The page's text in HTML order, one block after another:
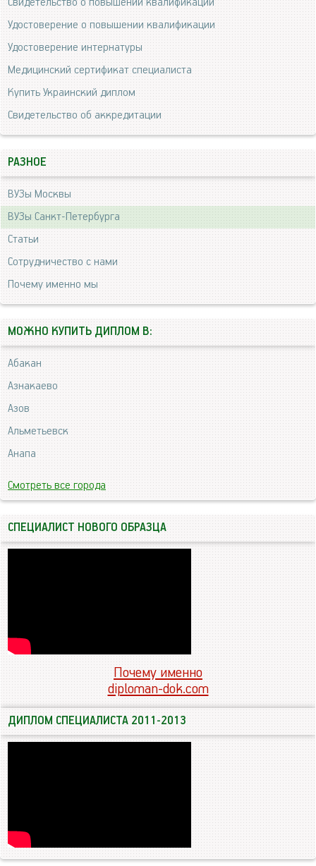
Удостоверение о повышении квалификации
Удостоверение интернатуры
Медицинский сертификат специалиста
Купить Украинский диплом
Свидетельство об аккредитации
РАЗНОЕ
ВУЗы Москвы
ВУЗы Санкт-Петербурга
Статьи
Сотрудничество с нами
Почему именно мы
МОЖНО КУПИТЬ ДИПЛОМ В:
Абакан
Азнакаево
Азов
Альметьевск
Анапа
Смотреть все города
СПЕЦИАЛИСТ НОВОГО ОБРАЗЦА
Почему именно
diploman-dok.com
ДИПЛОМ СПЕЦИАЛИСТА 2011-2013